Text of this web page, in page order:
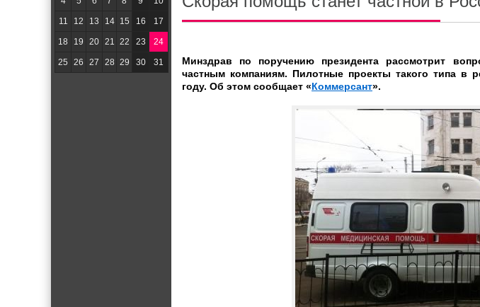
Минздрав по поручению президента рассмотрит
частным компаниям. Пилотные проекты такого типа в
году. Об этом сообщает «Коммерсант».
11 12 13 14 15 16 17
18 19 20 21 22 23 24
25 26 27 28 29 30 31